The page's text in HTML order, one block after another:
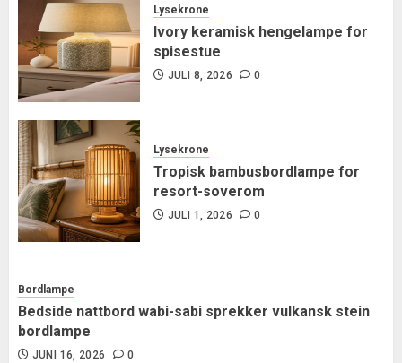
Lysekrone
Ivory keramisk hengelampe for
spisestue
JULI 8, 2026 0
Lysekrone
Tropisk bambusbordlampe for
resort-soverom
JULI 1, 2026 0
Bordlampe
Bedside nattbord wabi-sabi sprekker vulkansk stein
bordlampe
JUNI 16, 2026 0